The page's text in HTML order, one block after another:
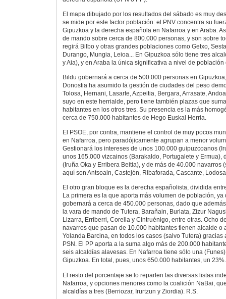
El mapa dibujado por los resultados del sábado es muy
se mide por este factor población: el PNV concentra su
Gipuzkoa y la derecha española en Nafarroa y en Araba.
de mando sobre cerca de 800.000 personas, y son sobre
regirá Bilbo y otras grandes poblaciones como Getxo,
Durango, Mungia, Leioa... En Gipuzkoa sólo tiene tres
y Aia), y en Araba la única significativa a nivel de población
Bildu gobernará a cerca de 500.000 personas en
Donostia ha asumido la gestión de ciudades del peso
Tolosa, Hernani, Lasarte, Azpeitia, Bergara, Arrasate,
suyo en este herrialde, pero tiene también plazas que
habitantes en los otros tres. Su presencia es la más
cerca de 750.000 habitantes de Hego Euskal Herria.
El PSOE, por contra, mantiene el control de muy pocos
en Nafarroa, pero paradójicamente agrupan a menor
Gestionará los intereses de unos 100.000 guipuzcoanos
unos 165.000 vizcainos (Barakaldo, Portugalete y Ermua),
(Iruña Oka y Erribera Beitia), y de más de 40.000 navarros
aquí son Antsoain, Castejón, Ribaforada, Cascante,
El otro gran bloque es la derecha españolista, dividida
La primera es la que aporta más volumen de población, ya
gobernará a cerca de 450.000 personas, dado que
la vara de mando de Tutera, Barañain, Burlata, Zizur
Lizarra, Erriberri, Corella y Cintruénigo, entre otras. Ocho
navarros que pasan de 10.000 habitantes tienen alcalde o
Yolanda Barcina, en todos los casos (salvo Tutera) gracias
PSN. El PP aporta a la suma algo más de 200.000
seis alcaldías alavesas. En Nafarroa tiene sólo una
Gipuzkoa. En total, pues, unos 650.000 habitantes, un 23%.
El resto del porcentaje se lo reparten las diversas listas
Nafarroa, y opciones menores como la coalición NaBai,
alcaldías a tres (Berriozar, Irurtzun y Ziordia). R.S.